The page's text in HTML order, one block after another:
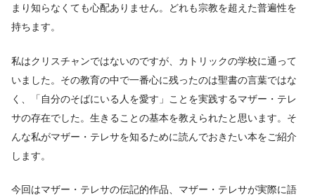
まり知らなくても心配ありません。どれも宗教を超えた普遍性を
持ちます。
私はクリスチャンではないのですが、カトリックの学校に通って
いました。その教育の中で一番心に残ったのは聖書の言葉ではな
く、「自分のそばにいる人を愛す」ことを実践するマザー・テレ
サの存在でした。生きることの基本を教えられたと思います。そ
んな私がマザー・テレサを知るために読んでおきたい本をご紹介
します。
今回はマザー・テレサの伝記的作品、マザー・テレサが実際に語